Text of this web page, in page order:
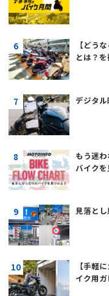
【どう
とは？
デジタ
もう迷
バイク
見落と
【手軽
イク用